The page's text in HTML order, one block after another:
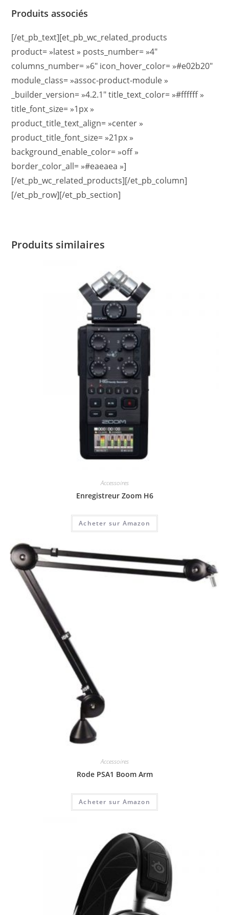
Produits associés
[/et_pb_text][et_pb_wc_related_products
product= »latest » posts_number= »4″
columns_number= »6″ icon_hover_color= »#e02b20″
module_class= »assoc-product-module »
_builder_version= »4.2.1″ title_text_color= »#ffffff »
title_font_size= »1px »
product_title_text_align= »center »
product_title_font_size= »21px »
background_enable_color= »off »
border_color_all= »#eaeaea »]
[/et_pb_wc_related_products][/et_pb_column]
[/et_pb_row][/et_pb_section]
Produits similaires
Accessoires
Enregistreur Zoom H6
Acheter sur Amazon
Accessoires
Rode PSA1 Boom Arm
Acheter sur Amazon